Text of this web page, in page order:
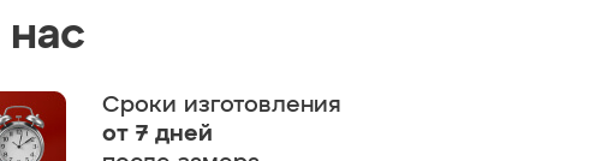
Сроки изготовления
от 7 дней